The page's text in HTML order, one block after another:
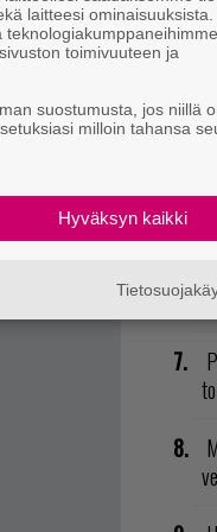
Onea
muistaa,
välttämättä
vertailu
laitteesi
teknologiakumppaneihimme
toimivuuteen ja
suostumusta, jos niillä
milloin tahansa
Hyväksyn kaikki